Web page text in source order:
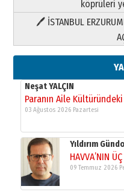
köprüleri
🖊 İSTANBUL
Yusuf POLAT
Şampiyonluk
11 Mayıs 2026
Neşat YALÇIN
Paranın Aile Kültüründeki
03 Ağustos 2026 Pazartesi
Yıldırım
HAVVA’NIN
09 Temmuz 2026